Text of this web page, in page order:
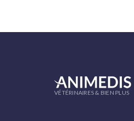
VÉTÉRINAIRES & BIEN PLUS